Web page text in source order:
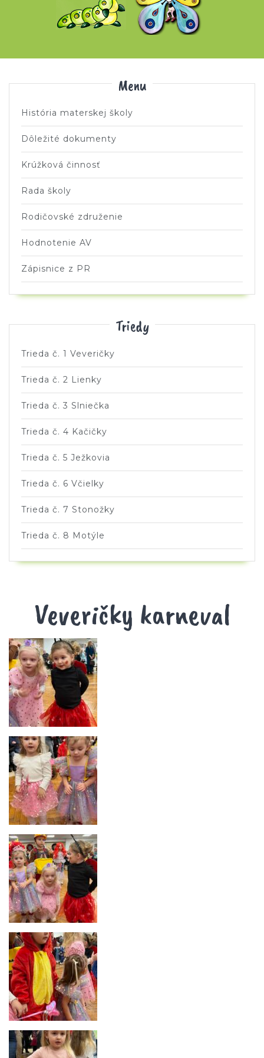
Menu
História materskej školy
Dôležité dokumenty
Krúžková činnosť
Rada školy
Rodičovské združenie
Hodnotenie AV
Zápisnice z PR
Triedy
Trieda č. 1 Veveričky
Trieda č. 2 Lienky
Trieda č. 3 Slniečka
Trieda č. 4 Kačičky
Trieda č. 5 Ježkovia
Trieda č. 6 Včielky
Trieda č. 7 Stonožky
Trieda č. 8 Motýle
Veveričky karneval